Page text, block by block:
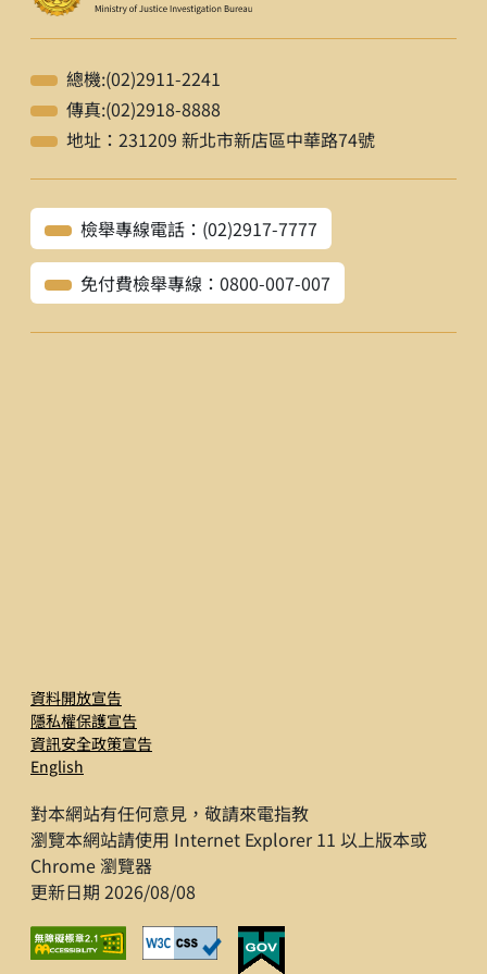
總機:(02)2911-2241
傳真:(02)2918-8888
地址：231209 新北市新店區中華路74號
檢舉專線電話：(02)2917-7777
免付費檢舉專線：0800-007-007
資料開放宣告
隱私權保護宣告
資訊安全政策宣告
English
對本網站有任何意見，敬請來電指教
瀏覽本網站請使用 Internet Explorer 11 以上版本或
Chrome 瀏覽器
更新日期 2026/08/08